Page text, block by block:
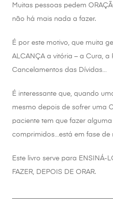
Muitas pessoas pedem
não há mais nada a fazer.
É por este motivo, que muita
ALCANÇA a vitória – a Cura,
Cancelamentos das Dívidas…
É interessante que, quando
mesmo depois de sofrer uma
paciente tem que fazer
comprimidos…está em fase de
Este livro serve para ENSINÁ-
FAZER, DEPOIS DE ORAR.